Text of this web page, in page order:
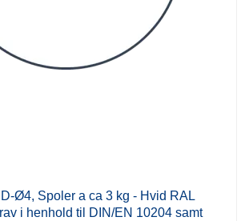
Ø4, Spoler a ca 3 kg - Hvid RAL
i henhold til DIN/EN 10204 samt